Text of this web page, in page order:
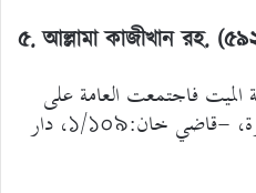
৫. আল্লামা কাজীখান রহ.
فاجتمعت العامة على
تقديم رجل جاز لمكان الضرورة، -قاضي خان:১/১০৯، دار